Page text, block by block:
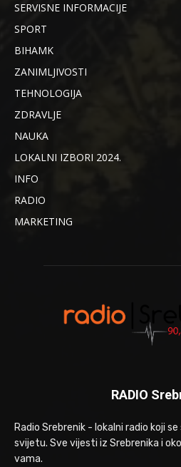
SERVISNE INFORMACIJE
SPORT
BIHAMK
ZANIMLJIVOSTI
TEHNOLOGIJA
ZDRAVLJE
NAUKA
LOKALNI IZBORI 2024.
INFO
RADIO
MARKETING
RADIO
Radio Srebrenik - lokalni radio koji
svijetu. Sve vijesti iz Srebrenika i
vama.